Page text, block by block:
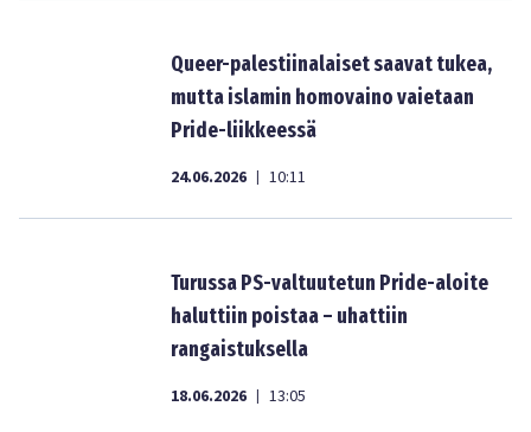
Queer-palestiinalaiset saavat tukea,
mutta islamin homovaino vaietaan
Pride-liikkeessä
24.06.2026 | 10:11
Turussa PS-valtuutetun Pride-aloite
haluttiin poistaa – uhattiin
rangaistuksella
18.06.2026 | 13:05